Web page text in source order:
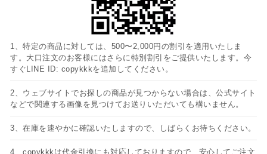
1、特定の商品に対しては、500〜2,000円の割引を適用いたしま
す。大口注文のお客様にはさらに特別割引をご提供いたします。今
すぐLINE ID: copykkkを追加してください。
2、ウェブサイトでお探しの商品が見つからない場合は、公式サイト
などで関連する画像を見つけてお送りいただいても構いません。
3、在庫を速やかに確認いたしますので、しばらくお待ちください。
4、copykkkは代金引換にも対応しておりますので、安心してご注文